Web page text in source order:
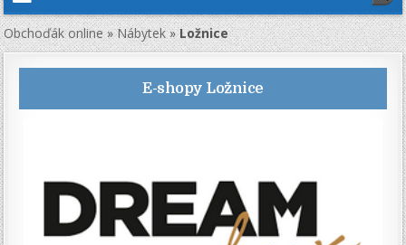
Obchoďák online»Nábytek»Ložnice
E-shopy Ložnice